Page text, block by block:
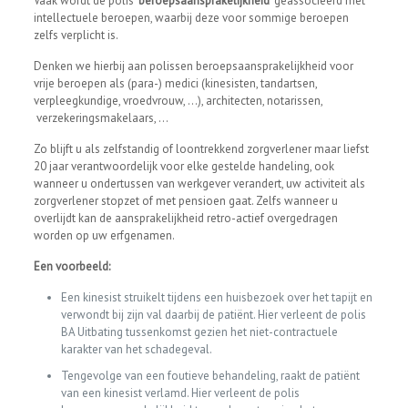
intellectuele beroepen, waarbij deze voor sommige beroepen
zelfs verplicht is.
Denken we hierbij aan polissen beroepsaansprakelijkheid voor
vrije beroepen als (para-) medici (kinesisten, tandartsen,
verpleegkundige, vroedvrouw, …), architecten, notarissen,
verzekeringsmakelaars, …
Zo blijft u als zelfstandig of loontrekkend zorgverlener maar liefst
20 jaar verantwoordelijk voor elke gestelde handeling, ook
wanneer u ondertussen van werkgever verandert, uw activiteit als
zorgverlener stopzet of met pensioen gaat. Zelfs wanneer u
overlijdt kan de aansprakelijkheid retro-actief overgedragen
worden op uw erfgenamen.
Een voorbeeld:
Een kinesist struikelt tijdens een huisbezoek over het tapijt en
verwondt bij zijn val daarbij de patiënt. Hier verleent de polis
BA Uitbating tussenkomst gezien het niet-contractuele
karakter van het schadegeval.
Tengevolge van een foutieve behandeling, raakt de patiënt
van een kinesist verlamd. Hier verleent de polis